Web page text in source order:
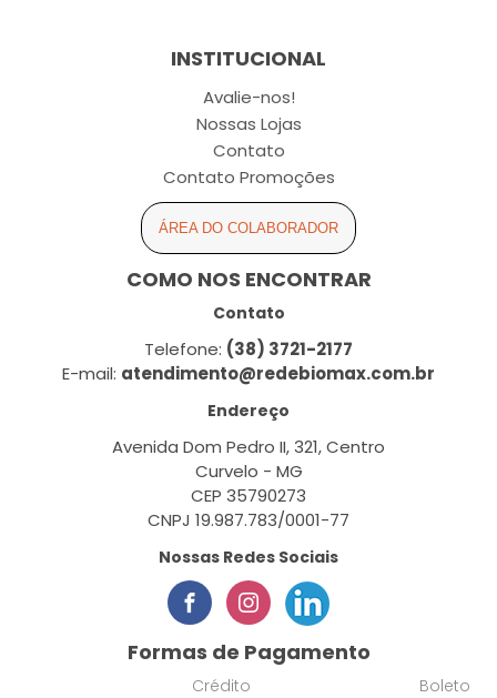
INSTITUCIONAL
Avalie-nos!
Nossas Lojas
Contato
Contato Promoções
ÁREA DO COLABORADOR
COMO NOS ENCONTRAR
Contato
Telefone: (38) 3721-2177
E-mail: atendimento@redebiomax.com.br
Endereço
Avenida Dom Pedro II, 321, Centro
Curvelo - MG
CEP 35790273
CNPJ 19.987.783/0001-77
Nossas Redes Sociais
Formas de Pagamento
Crédito Boleto